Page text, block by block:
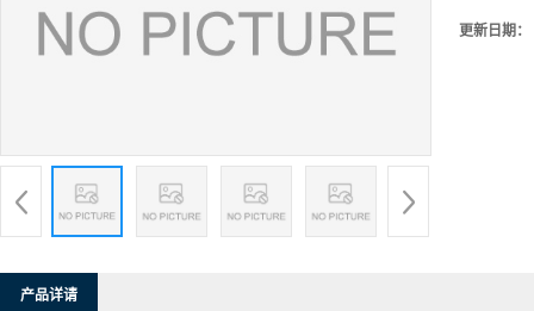
更新日期：
产品详请